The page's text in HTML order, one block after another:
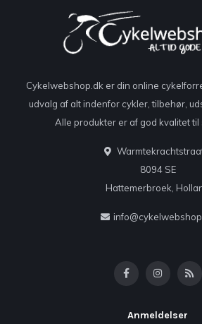
Cykelwebshop.dk er din online
udvalg af alt indenfor cykler, tilbehør,
Alle produkter er af god kvalitet til
8094 SE
Hattemerbroek,
Anmeldelser